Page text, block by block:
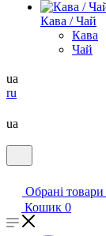
Кава / Чай
Кава
Чай
ua
ru
ua
Обрані товари
Кошик 0